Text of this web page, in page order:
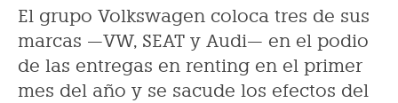
El grupo Volkswagen coloca tres de sus
marcas —VW, SEAT y Audi— en el podio
de las entregas en renting en el primer
mes del año y se sacude los efectos del